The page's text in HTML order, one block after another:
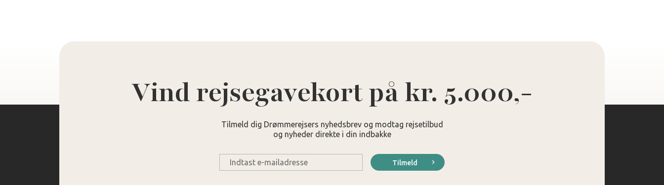
Vind rejsegavekort på kr. 5.000,-
Tilmeld dig Drømmerejsers nyhedsbrev og modtag rejsetilbud
og nyheder direkte i din indbakke
mail
Tilmeld